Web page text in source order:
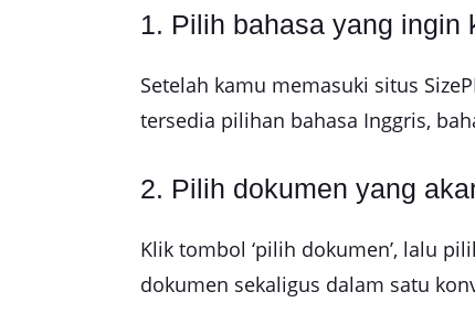
1. Pilih bahasa yang ingin
Setelah kamu memasuki situs
tersedia pilihan bahasa Inggris,
2. Pilih dokumen yang
Klik tombol ‘pilih dokumen’, lalu
dokumen sekaligus dalam satu